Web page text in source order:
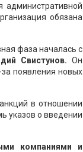
обязана
фаза началась с
Свистунов. Он
появления новых
в отношении
указов о введении
компаниями и